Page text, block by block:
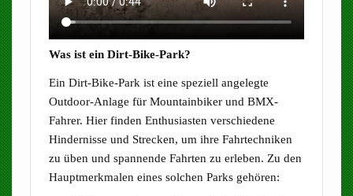
Was ist ein Dirt-Bike-Park?
Ein Dirt-Bike-Park ist eine speziell angelegte
Outdoor-Anlage für Mountainbiker und BMX-
Fahrer. Hier finden Enthusiasten verschiedene
Hindernisse und Strecken, um ihre Fahrtechniken
zu üben und spannende Fahrten zu erleben. Zu den
Hauptmerkmalen eines solchen Parks gehören: